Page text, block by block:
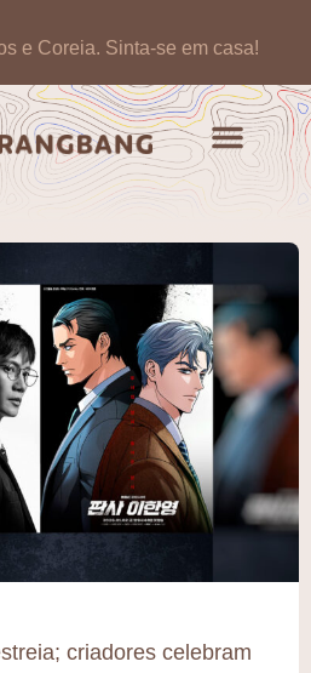
e Coreia. Sinta-se em casa!
criadores celebram